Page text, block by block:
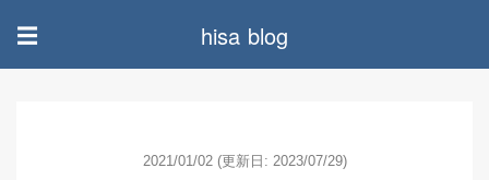
☰ hisa blog
2021/01/02 (更新日: 2023/07/29)